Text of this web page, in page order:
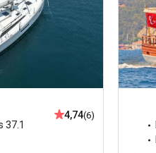
37.1
4,74(6)